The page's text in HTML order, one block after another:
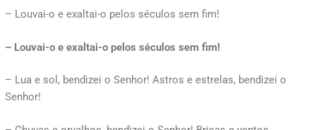
– Louvai-o e exaltai-o pelos séculos sem fim!
– Louvai-o e exaltai-o pelos séculos sem fim!
– Lua e sol, bendizei o Senhor! Astros e estrelas, bendizei o
Senhor!